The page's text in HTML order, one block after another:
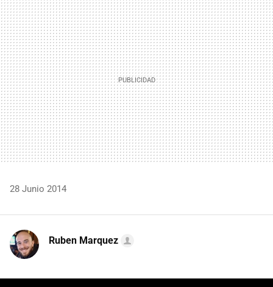
MAIL
28 Junio 2014
Ruben Marquez